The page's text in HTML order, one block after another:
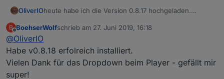
OliverIOheute habe ich die Version 0.8.17 hochgeladen.
Playtime /Spielzeit Balken, der den Fortschritt des
auch im Lied gesprungen werden kann
mehrere widgets, die die einzelnen Player-
attribute anzeigen können: string,
upload all durchführen
B
Offline
BoehserWolfschrieb am 27. Juni 2019, 16:18
zuletzt editiert von
@OliverIO
Habe v0.8.18 erfolreich installiert.
Vielen Dank für das Dropdown beim Player - gefällt mir
super!